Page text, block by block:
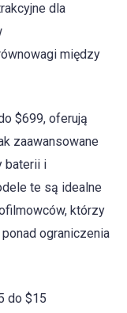
dla
między
$699, oferują
zaawansowane
baterii i
te są idealne
którzy
ograniczenia
do $15